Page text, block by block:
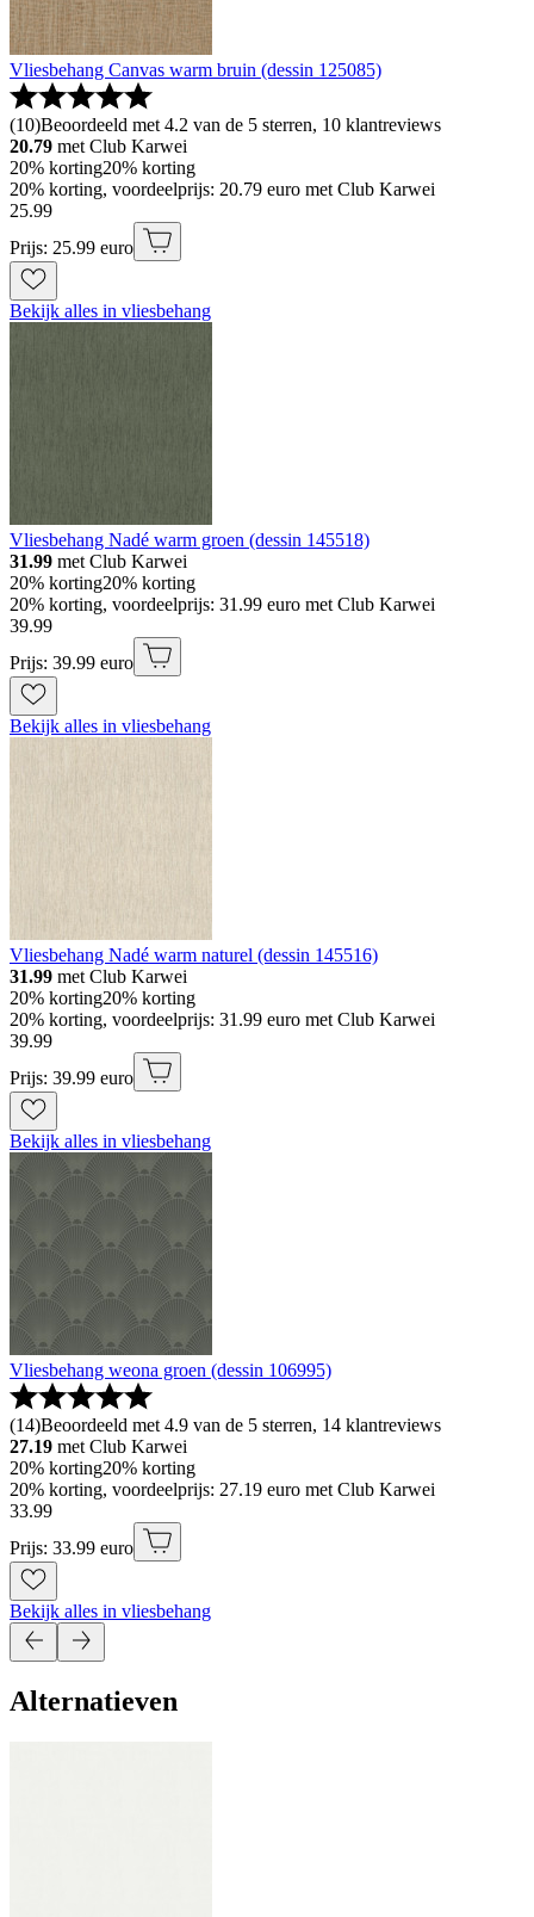
Vliesbehang Canvas warm bruin (dessin 125085)
(10)Beoordeeld met 4.2 van de 5 sterren, 10 klantreviews
20.79 met Club Karwei
20% korting20% korting
20% korting, voordeelprijs: 20.79 euro met Club Karwei
25.99
Prijs: 25.99 euro
Bekijk alles in vliesbehang
Vliesbehang Nadé warm groen (dessin 145518)
31.99 met Club Karwei
20% korting20% korting
20% korting, voordeelprijs: 31.99 euro met Club Karwei
39.99
Prijs: 39.99 euro
Bekijk alles in vliesbehang
Vliesbehang Nadé warm naturel (dessin 145516)
31.99 met Club Karwei
20% korting20% korting
20% korting, voordeelprijs: 31.99 euro met Club Karwei
39.99
Prijs: 39.99 euro
Bekijk alles in vliesbehang
Vliesbehang weona groen (dessin 106995)
(14)Beoordeeld met 4.9 van de 5 sterren, 14 klantreviews
27.19 met Club Karwei
20% korting20% korting
20% korting, voordeelprijs: 27.19 euro met Club Karwei
33.99
Prijs: 33.99 euro
Bekijk alles in vliesbehang
Alternatieven